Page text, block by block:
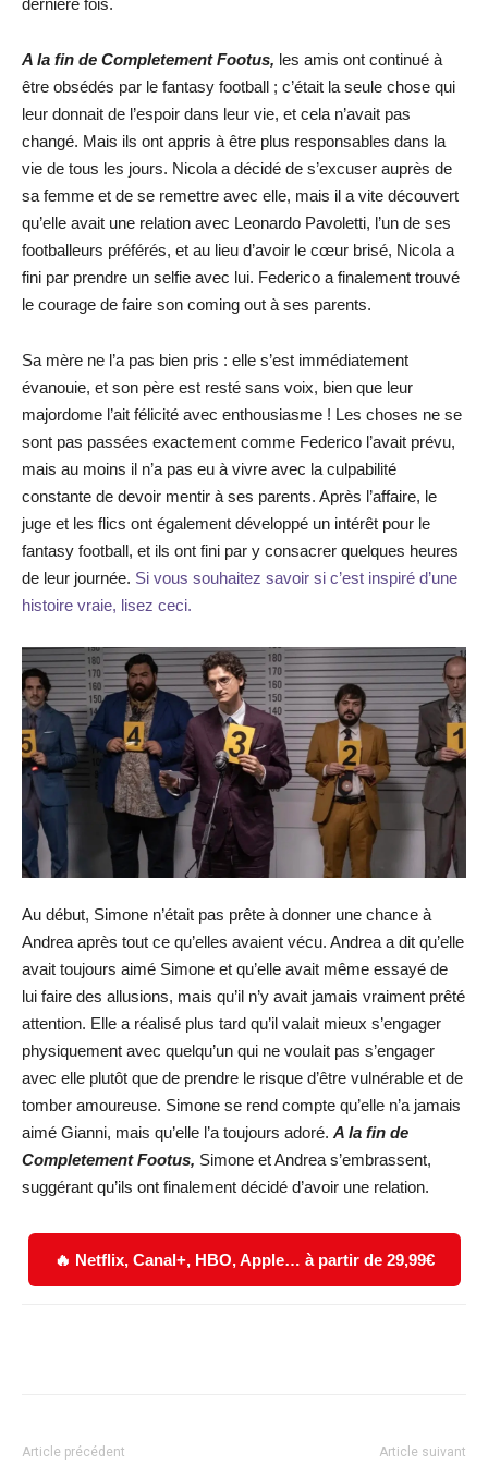
dernière fois.
A la fin de Completement Footus, les amis ont continué à
être obsédés par le fantasy football ; c’était la seule chose qui
leur donnait de l’espoir dans leur vie, et cela n’avait pas
changé. Mais ils ont appris à être plus responsables dans la
vie de tous les jours. Nicola a décidé de s’excuser auprès de
sa femme et de se remettre avec elle, mais il a vite découvert
qu’elle avait une relation avec Leonardo Pavoletti, l’un de ses
footballeurs préférés, et au lieu d’avoir le cœur brisé, Nicola a
fini par prendre un selfie avec lui. Federico a finalement trouvé
le courage de faire son coming out à ses parents.
Sa mère ne l’a pas bien pris : elle s’est immédiatement
évanouie, et son père est resté sans voix, bien que leur
majordome l’ait félicité avec enthousiasme ! Les choses ne se
sont pas passées exactement comme Federico l’avait prévu,
mais au moins il n’a pas eu à vivre avec la culpabilité
constante de devoir mentir à ses parents. Après l’affaire, le
juge et les flics ont également développé un intérêt pour le
fantasy football, et ils ont fini par y consacrer quelques heures
de leur journée. Si vous souhaitez savoir si c’est inspiré d’une
histoire vraie, lisez ceci.
Au début, Simone n’était pas prête à donner une chance à
Andrea après tout ce qu’elles avaient vécu. Andrea a dit qu’elle
avait toujours aimé Simone et qu’elle avait même essayé de
lui faire des allusions, mais qu’il n’y avait jamais vraiment prêté
attention. Elle a réalisé plus tard qu’il valait mieux s’engager
physiquement avec quelqu’un qui ne voulait pas s’engager
avec elle plutôt que de prendre le risque d’être vulnérable et de
tomber amoureuse. Simone se rend compte qu’elle n’a jamais
aimé Gianni, mais qu’elle l’a toujours adoré. A la fin de
Completement Footus, Simone et Andrea s’embrassent,
suggérant qu’ils ont finalement décidé d’avoir une relation.
🔥 Netflix, Canal+, HBO, Apple… à partir de 29,99€
Article précédent Article suivant